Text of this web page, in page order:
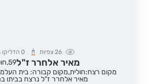
26 צפיות 0הדליקו
מאיר אלחרר ז"ל59,
מקום רצח:חולית,מקום קבורה: בית
מאיר אלחרר ז"ל נרצח בביתו